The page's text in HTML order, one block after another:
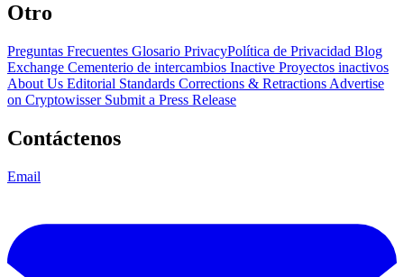
Otro
Preguntas Frecuentes Glosario PrivacyPolítica de Privacidad Blog
Exchange Cementerio de intercambios Inactive Proyectos inactivos
About Us Editorial Standards Corrections & Retractions Advertise
on Cryptowisser Submit a Press Release
Contáctenos
Email